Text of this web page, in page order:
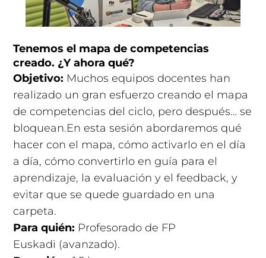
Tenemos el mapa de competencias
creado. ¿Y ahora qué?
Objetivo: Muchos equipos docentes han
realizado un gran esfuerzo creando el mapa
de competencias del ciclo, pero después… se
bloquean.En esta sesión abordaremos qué
hacer con el mapa, cómo activarlo en el día
a día, cómo convertirlo en guía para el
aprendizaje, la evaluación y el feedback, y
evitar que se quede guardado en una
carpeta.
Para quién: Profesorado de FP
Euskadi (avanzado).